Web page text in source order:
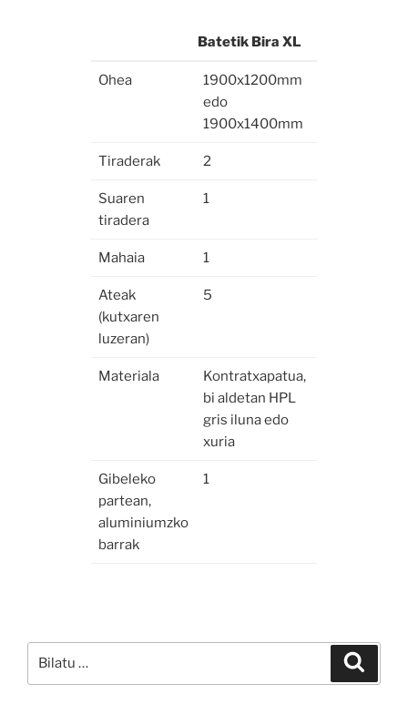
Batetik Bira XL
Batetik Bira XL
Ohea
1900x1200mm
edo
1900x1400mm
Tiraderak 2
Suaren
tiradera
1
Mahaia 1
Ateak
(kutxaren
luzeran)
5
Materiala
Kontratxapatua,
bi aldetan HPL
gris iluna edo
xuria
Gibeleko
partean,
aluminiumzko
barrak
1